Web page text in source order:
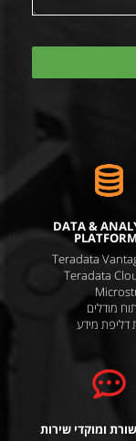
DATA &
Teradata
Teradata
דליפת מידע
ומוקדי שירות